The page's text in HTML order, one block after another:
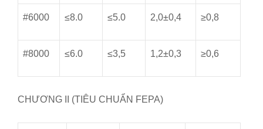
#6000 ≤8.0 ≤5.0 2,0±0,4 ≥0,8
#8000 ≤6.0 ≤3,5 1,2±0,3 ≥0,6
CHƯƠNG II (TIÊU CHUẨN FEPA)